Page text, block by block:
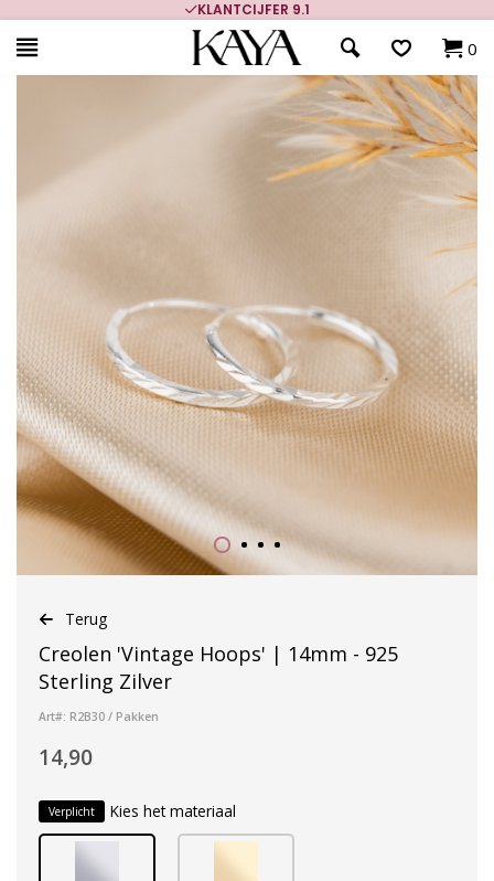
KLANTCIJFER 9.1
0
Terug
Creolen 'Vintage Hoops' | 14mm - 925
Sterling Zilver
Art#: R2B30 / Pakken
14,90
Verplicht Kies het materiaal